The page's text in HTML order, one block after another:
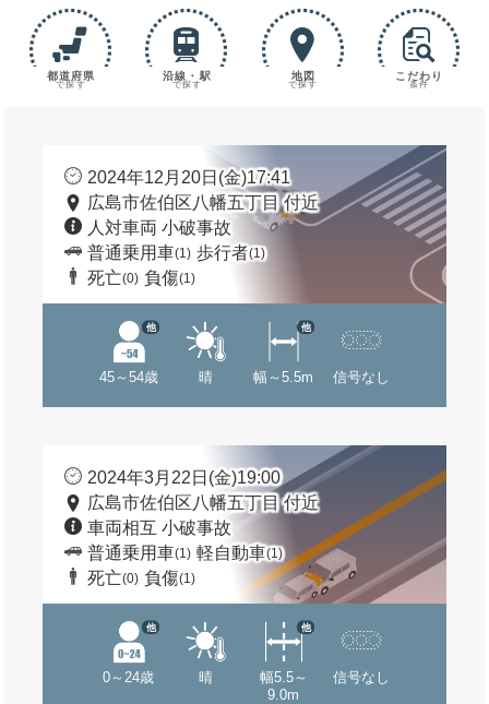
都道府県
で探す
沿線・駅
で探す
地図
で探す
こだわり
条件
2024年12月20日(金)17:41
広島市佐伯区八幡五丁目 付近
人対車両 小破事故
普通乗用車(1) 歩行者(1)
死亡(0) 負傷(1)
45～54歳
他
晴 幅～5.5m
他
信号なし
2024年3月22日(金)19:00
広島市佐伯区八幡五丁目 付近
車両相互 小破事故
普通乗用車(1) 軽自動車(1)
死亡(0) 負傷(1)
0～24歳
他
晴
幅5.5～
9.0m
他
信号なし